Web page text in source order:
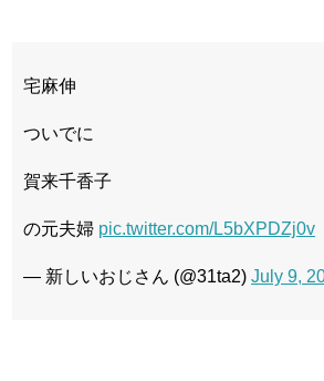
宅麻伸
ついでに
賀来千香子
の元夫婦 pic.twitter.com/L5bXPDZj0v
— 新しいおじさん (@31ta2) July 9,